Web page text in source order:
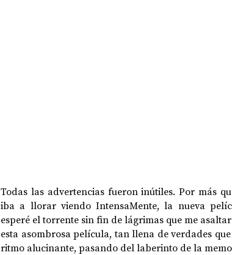
Todas las advertencias fueron inútiles. Por más
iba a llorar viendo IntensaMente, la nueva
esperé el torrente sin fin de lágrimas que me
esta asombrosa película, tan llena de verdades
ritmo alucinante, pasando del laberinto de la